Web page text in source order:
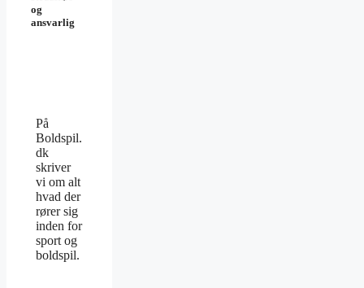
og
ansvarlig
På
Boldspil.
dk
skriver
vi om alt
hvad der
rører sig
inden for
sport og
boldspil.